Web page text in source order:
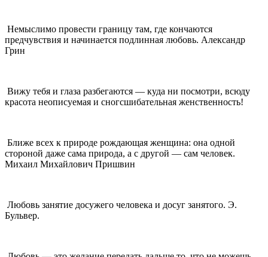
Немыслимо провести границу там, где кончаются
предчувствия и начинается подлинная любовь. Александр
Грин
Вижу тебя и глаза разбегаются — куда ни посмотри, всюду
красота неописуемая и сногсшибательная женственность!
Ближе всех к природе рождающая женщина: она одной
стороной даже сама природа, а с другой — сам человек.
Михаил Михайлович Пришвин
Любовь занятие досужего человека и досуг занятого. Э.
Бульвер.